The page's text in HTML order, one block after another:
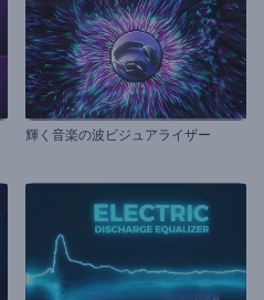
輝く音楽の波ビジュアライザー